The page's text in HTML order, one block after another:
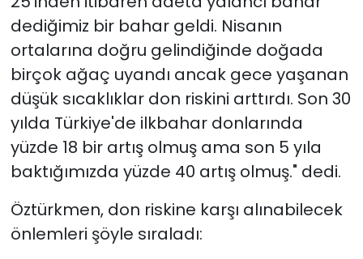
dediğimiz bir bahar geldi. Nisanın
ortalarına doğru gelindiğinde doğada
birçok ağaç uyandı ancak gece yaşanan
düşük sıcaklıklar don riskini arttırdı. Son 30
yılda Türkiye'de ilkbahar donlarında
yüzde 18 bir artış olmuş ama son 5 yıla
baktığımızda yüzde 40 artış olmuş." dedi.
Öztürkmen, don riskine karşı alınabilecek
önlemleri şöyle sıraladı: